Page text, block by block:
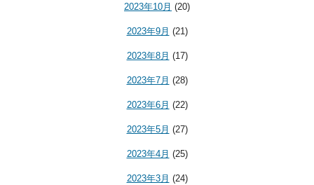
2023年10月 (20)
2023年9月 (21)
2023年8月 (17)
2023年7月 (28)
2023年6月 (22)
2023年5月 (27)
2023年4月 (25)
2023年3月 (24)